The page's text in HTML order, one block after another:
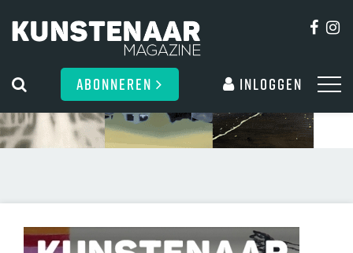
ABONNEREN Inloggen